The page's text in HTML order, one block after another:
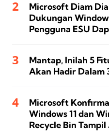
Microsoft Diam
Dukungan
Pengguna ESU
Mantap, Inilah 5
Akan Hadir Dalam
Microsoft
Windows 11 dan
Recycle Bin Tampil